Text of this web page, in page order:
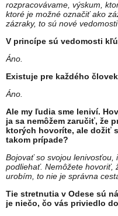
rozpracovávame, výskum,
ktoré je možné označiť ako
zázraky, to sú nové
V princípe sú vedomosti
Áno.
Existuje pre každého
Áno.
Ale my ľudia sme leniví.
ja sa nemôžem zaručiť, že
ktorých hovoríte, ale dožiť
takom prípade?
Bojovať so svojou
podliehať. Nemôžete hovoriť,
urobím, to nie je správna
Tie stretnutia v Odese sú
je niečo, čo vás priviedlo